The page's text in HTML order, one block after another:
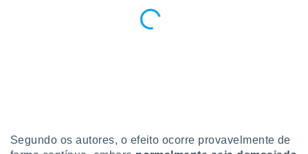
medir
da
Segundo os autores, o efeito ocorre provavelmente de